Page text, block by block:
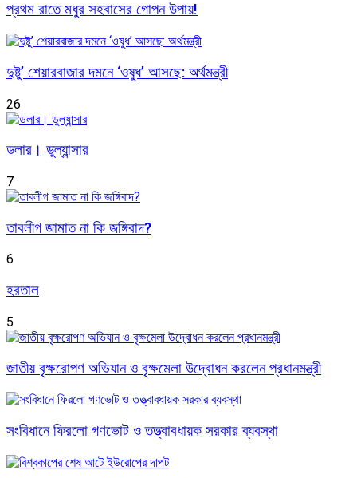
প্রথম রাতে মধুর সহবাসের গোপন উপায়!
দুষ্টু’ শেয়ারবাজার দমনে ‘ওষুধ’ আসছে: অর্থমন্ত্রী
26
ডলার। ডুল্যান্সার
7
তাবলীগ জামাত না কি জঙ্গিবাদ?
6
হরতাল
5
জাতীয় বৃক্ষরোপণ অভিযান ও বৃক্ষমেলা উদ্বোধন করলেন প্রধানমন্ত্রী
সংবিধানে ফিরলো গণভোট ও তত্ত্বাবধায়ক সরকার ব্যবস্থা